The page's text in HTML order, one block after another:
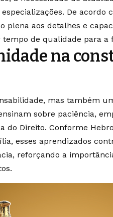
De acordo
plena aos detalhes e
de qualidade para a
na
mas também
sobre paciência,
Direito. Conforme
esses aprendizados
reforçando a